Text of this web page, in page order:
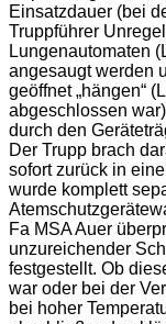
Einsatzdauer (bei
Truppführer
Lungenautomaten
angesaugt werden
geöffnet „hängen“
abgeschlossen
durch den
Der Trupp brach
sofort zurück in
wurde komplett
Fa MSA Auer
unzureichender
festgestellt. Ob
war oder bei der
bei hoher